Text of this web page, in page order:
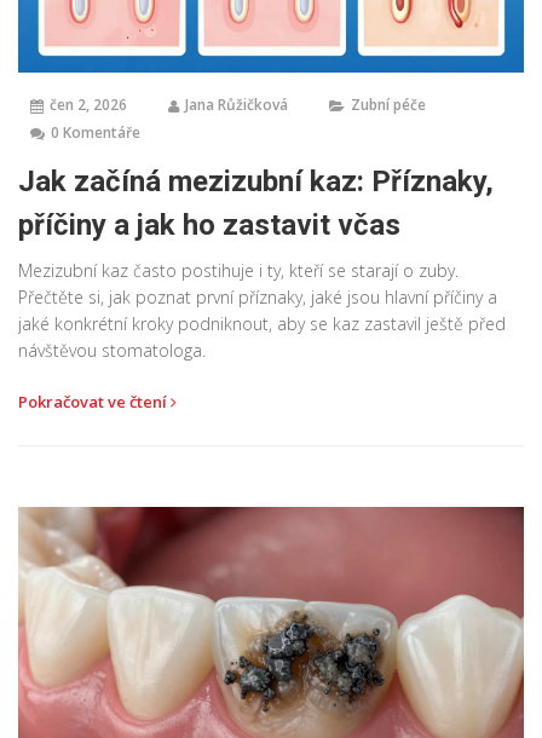
čen 2, 2026 Jana Růžičková
Zubní péče
0 Komentáře
Jak začíná mezizubní kaz: Příznaky,
příčiny a jak ho zastavit včas
Mezizubní kaz často postihuje i ty, kteří se starají o zuby.
Přečtěte si, jak poznat první příznaky, jaké jsou hlavní příčiny a
jaké konkrétní kroky podniknout, aby se kaz zastavil ještě před
návštěvou stomatologa.
Pokračovat ve čtení